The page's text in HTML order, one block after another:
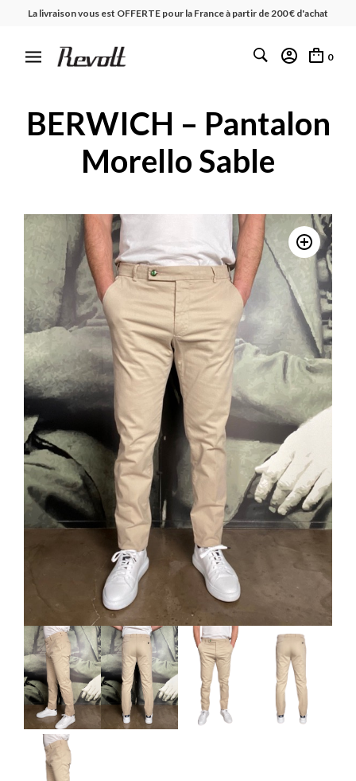
La livraison vous est OFFERTE pour la France à partir de 200 € d'achat
0
BERWICH – Pantalon
Morello Sable